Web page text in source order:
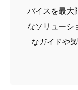
バイスを最大
なソリューシ
なガイドや